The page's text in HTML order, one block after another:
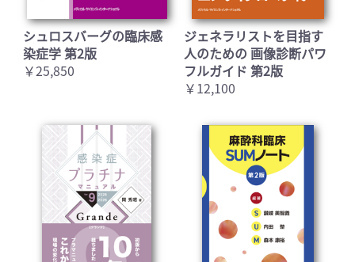
シュロスバーグの臨床感
染症学 第2版
￥25,850
ジェネラリストを目指す
人のための 画像診断パワ
フルガイド 第2版
￥12,100